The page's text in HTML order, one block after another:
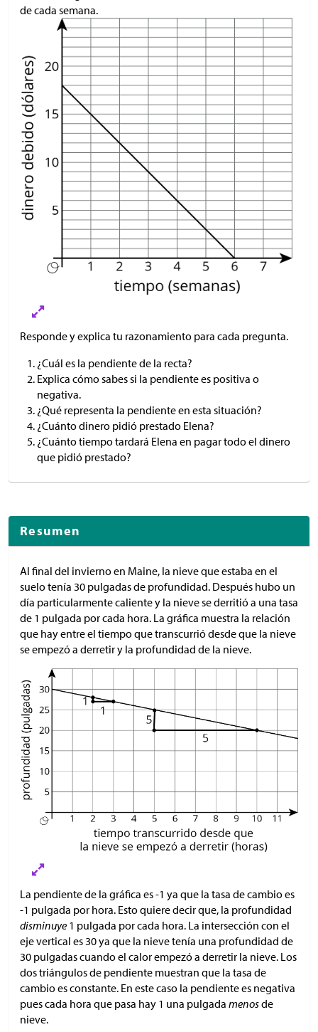
de cada semana.
Responde y explica tu razonamiento para cada pregunta.
¿Cuál es la pendiente de la recta?
Explica cómo sabes si la pendiente es positiva o
negativa.
¿Qué representa la pendiente en esta situación?
¿Cuánto dinero pidió prestado Elena?
¿Cuánto tiempo tardará Elena en pagar todo el dinero
que pidió prestado?
Resumen
Al final del invierno en Maine, la nieve que estaba en el
suelo tenía 30 pulgadas de profundidad. Después hubo un
día particularmente caliente y la nieve se derritió a una tasa
de 1 pulgada por cada hora. La gráfica muestra la relación
que hay entre el tiempo que transcurrió desde que la nieve
se empezó a derretir y la profundidad de la nieve.
La pendiente de la gráfica es -1 ya que la tasa de cambio es
-1 pulgada por hora. Esto quiere decir que, la profundidad
disminuye 1 pulgada por cada hora. La intersección con el
eje vertical es 30 ya que la nieve tenía una profundidad de
30 pulgadas cuando el calor empezó a derretir la nieve. Los
dos triángulos de pendiente muestran que la tasa de
cambio es constante. En este caso la pendiente es negativa
pues cada hora que pasa hay 1 una pulgada menosde
nieve.